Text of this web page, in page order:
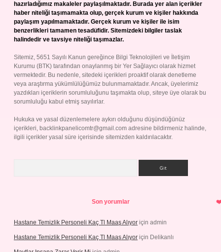
hazırladığımız makaleler paylaşılmaktadır. Burada yer alan içerikler
haber niteliği taşımamakta olup, gerçek kurum ve kişiler hakkında
paylaşım yapılmamaktadır. Gerçek kurum ve kişiler ile isim
benzerlikleri tamamen tesadüfidir. Sitemizdeki bilgiler taslak
halindedir ve tavsiye niteliği taşımazlar.
Sitemiz, 5651 Sayılı Kanun gereğince Bilgi Teknolojileri ve İletişim
Kurumu (BTK) tarafından onaylanmış bir Yer Sağlayıcı olarak hizmet
vermektedir. Bu nedenle, sitedeki içerikleri proaktif olarak denetleme
veya araştırma yükümlülüğümüz bulunmamaktadır. Ancak, üyelerimiz
yazdıkları içeriklerin sorumluluğunu taşımakta olup, siteye üye olarak bu
sorumluluğu kabul etmiş sayılırlar.
Hukuka ve yasal düzenlemelere aykırı olduğunu düşündüğünüz
içerikleri, backlinkpanelicomtr@gmail.com adresine bildirmeniz halinde,
ilgili içerikler yasal süre içerisinde sitemizden kaldırılacaktır.
Son yorumlar
Hastane Temizlik Personeli Kaç Tl Maaş Alıyor için admin
Hastane Temizlik Personeli Kaç Tl Maaş Alıyor için Delikanlı